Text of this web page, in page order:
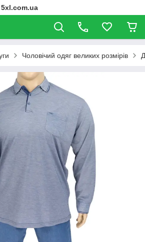
Чоловічий одяг великих розмірів